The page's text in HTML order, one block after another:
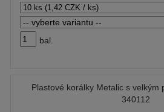
bal.
Plastové korálky Metalic s velkým
340112